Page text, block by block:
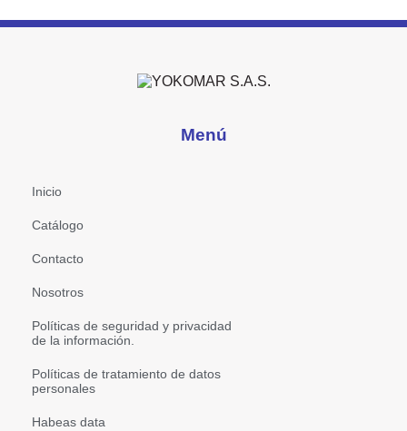
Menú
Inicio
Catálogo
Contacto
Nosotros
Políticas de seguridad y privacidad
de la información.
Políticas de tratamiento de datos
personales
Habeas data